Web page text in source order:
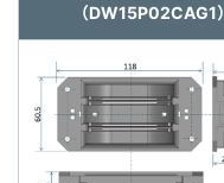
（DW15P02CAG1）